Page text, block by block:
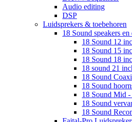
Audio editing
DSP
Luidsprekers & toebehoren
18 Sound speakers
18 Sound 12
18 Sound 15
18 Sound 18
18 sound 21
18 Sound
18 Sound
18 Sound Mid
18 Sound
18 Sound